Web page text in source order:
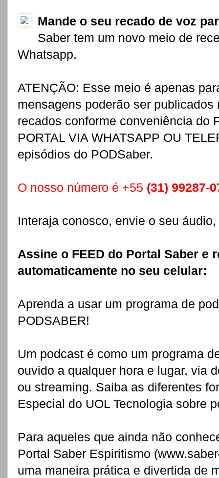
Mande o seu recado de voz
Saber tem um novo meio de
Whatsapp.
ATENÇÃO: Esse meio é apenas
mensagens poderão ser
recados conforme conveniência do
PORTAL VIA WHATSAPP OU
episódios do PODSaber.
O nosso número é +55 (31) 99287-
Interaja conosco, envie o seu
Assine o FEED do Portal Saber e
automaticamente no seu celular:
Aprenda a usar um programa de
PODSABER!
Um podcast é como um programa
ouvido a qualquer hora e lugar, via
ou streaming. Saiba as diferentes
Especial do UOL Tecnologia sobre
Para aqueles que ainda não
Portal Saber Espiritismo
uma maneira prática e divertida de